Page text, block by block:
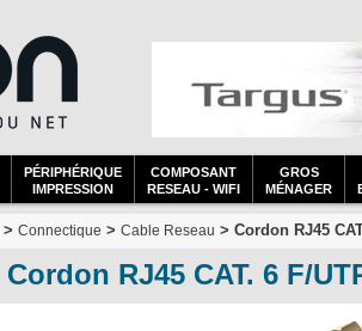
PÉRIPHÉRIQUE
IMPRESSION
COMPOSANT
RESEAU - WIFI
GROS
MÉNAGER
> Connectique > Cable Reseau > Cordon RJ45
Cordon RJ45 CAT. 6 F/